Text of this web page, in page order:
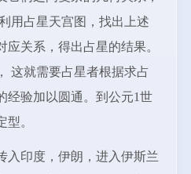
用占星天宫图，找出上述
关系，得出占星的结果。
这就需要占星者根据求占
经验加以圆通。到公元1世
。
印度，伊朗，进入伊斯兰